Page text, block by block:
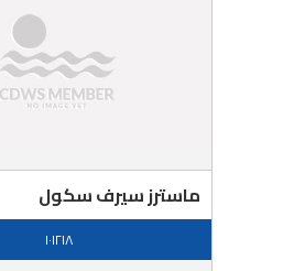
ماسترز سيرف سكول
١٠١٢١٨